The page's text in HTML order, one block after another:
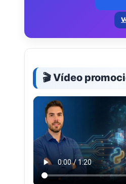
🎬 Vídeo